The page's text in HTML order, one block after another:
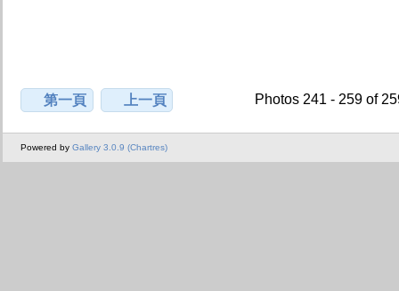
第一頁 上一頁 Photos 241 - 259 of
Powered by Gallery 3.0.9 (Chartres)